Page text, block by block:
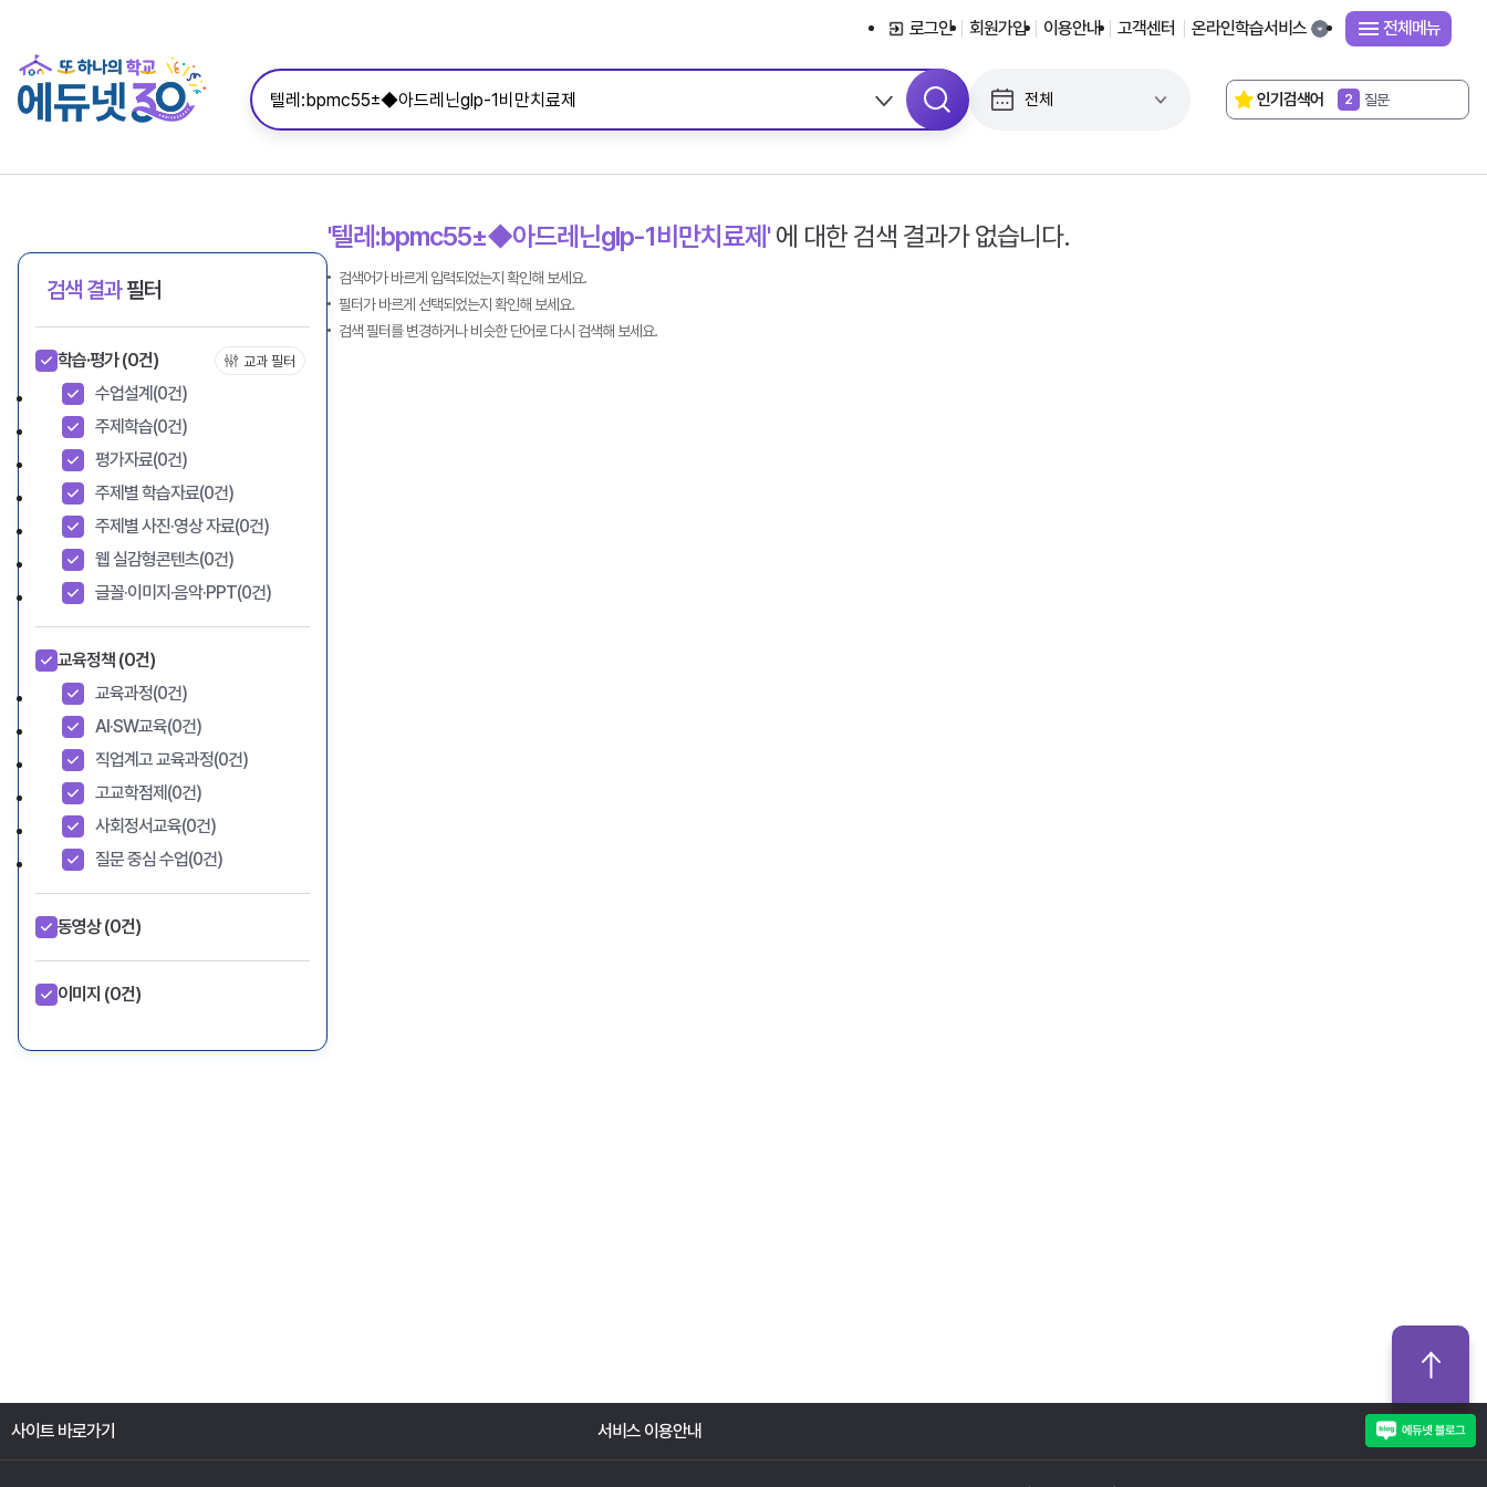
로그인
회원가입 이용안내 고객센터 온라인학습서비스 전체메뉴
인기검색어
1 독서로
2 질문
3 연구대회
검색 결과필터
교과 필터
학습·평가(0건)
수업설계 (0건)
주제학습(0건)
평가자료(0건)
주제별 학습자료(0건)
주제별 사진·영상 자료(0건)
웹 실감형콘텐츠(0건)
글꼴·이미지·음악·PPT(0건)
교육정책 (0건)
교육과정(0건)
AI·SW교육(0건)
직업계고 교육과정(0건)
고교학점제 (0건)
사회정서교육(0건)
질문 중심 수업(0건)
동영상(0건)
이미지 (0건)
'텔레:bpmc55±◆아드레닌glp-1비만치료제'에 대한 검색 결과가 없습니다.
검색어가 바르게 입력되었는지 확인해 보세요.
필터가 바르게 선택되었는지 확인해 보세요.
검색 필터를 변경하거나 비슷한 단어로 다시 검색해 보세요.
사이트 바로가기 서비스 이용안내